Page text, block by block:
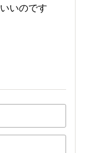
いのです